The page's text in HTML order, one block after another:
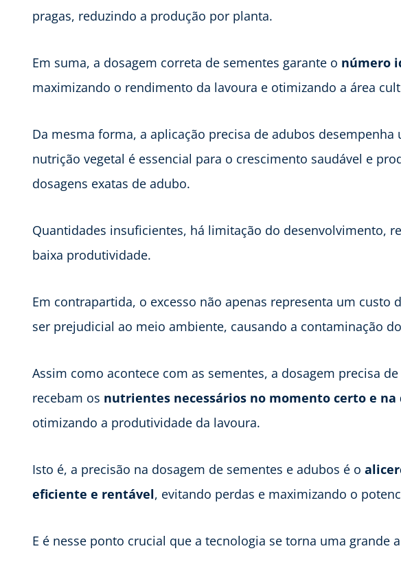
pragas, reduzindo a produção por planta.
Em suma, a dosagem correta de sementes garante o número
maximizando o rendimento da lavoura e otimizando a área
Da mesma forma, a aplicação precisa de adubos
nutrição vegetal é essencial para o crescimento saudável e
dosagens exatas de adubo.
Quantidades insuficientes, há limitação do desenvolvimento,
baixa produtividade.
Em contrapartida, o excesso não apenas representa um custo
ser prejudicial ao meio ambiente, causando a contaminação
Assim como acontece com as sementes, a dosagem precisa
recebam os nutrientes necessários no momento certo e na
otimizando a produtividade da lavoura.
Isto é, a precisão na dosagem de sementes e adubos é o
eficiente e rentável, evitando perdas e maximizando o
E é nesse ponto crucial que a tecnologia se torna uma grande